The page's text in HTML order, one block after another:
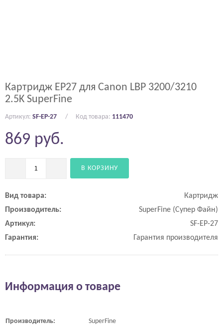
Картридж EP27 для Canon LBP 3200/3210
2.5K SuperFine
Артикул: SF-EP-27 Код товара: 111470
Вид товара:
Картридж
Производитель:
SuperFine (Супер Файн)
Артикул:
SF-EP-27
Гарантия:
Гарантия производителя
869 руб.
В КОРЗИНУ
Информация о товаре
Производитель:
SuperFine